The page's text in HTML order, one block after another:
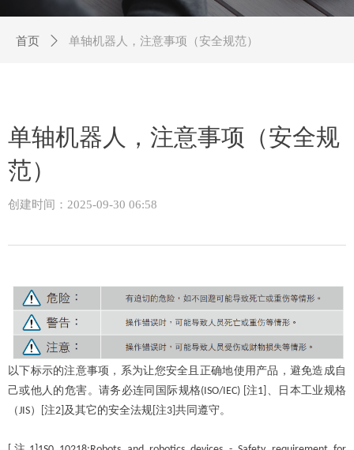
首页 ꄲ 单轴机器人，注意事项（安全规范）
单轴机器人，注意事项（安全规
范）
创建时间： 2025-09-30 06:58
以下标示的注意事项，系为让您安全且正确地使用产品，避免造成自
己或他人的危害。请务必连同国际规格(ISO/IEC) [ 注1] 、日本工业规格
（JIS） 注2] 及其它的安全法规 注3] 共同遵守。